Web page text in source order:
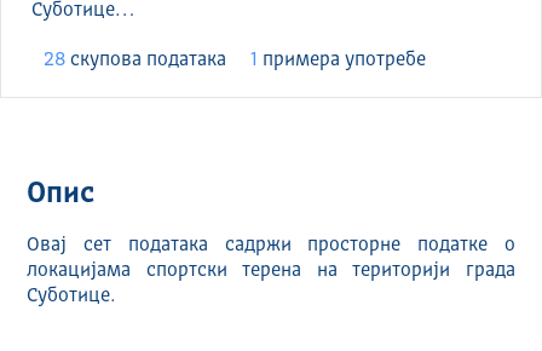
Суботице…
28 скуповa података 1 примера употребе
Опис
Овај сет података садржи просторне податке о
локацијама спортски терена на територији града
Суботице.